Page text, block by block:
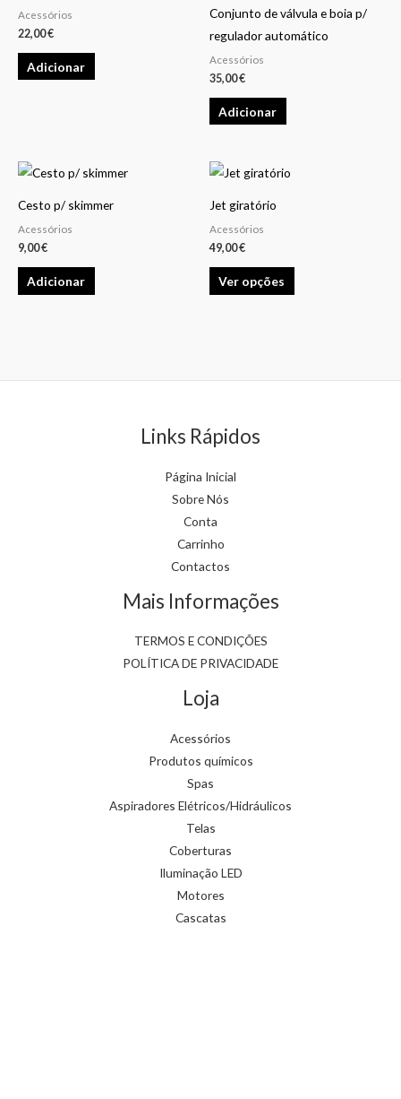
Acessórios
22,00€
Adicionar
Conjunto de válvula e boia p/
regulador automático
Acessórios
35,00€
Adicionar
Cesto p/ skimmer
Acessórios
9,00€
Adicionar
Jet giratório
Acessórios
49,00€
Ver opções
Links Rápidos
Página Inicial
Sobre Nós
Conta
Carrinho
Contactos
Mais Informações
TERMOS E CONDIÇÕES
POLÍTICA DE PRIVACIDADE
Loja
Acessórios
Produtos químicos
Spas
Aspiradores Elétricos/Hidráulicos
Telas
Coberturas
Iluminação LED
Motores
Cascatas